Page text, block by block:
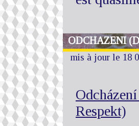
ODCHAZENI
mis à jour le 18
Respekt)